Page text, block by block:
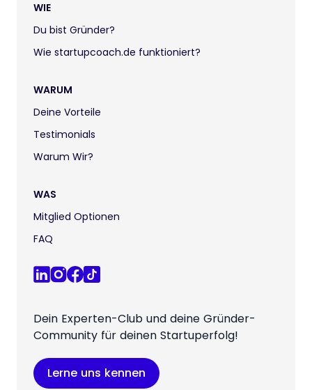
WIE
Du bist Gründer?
Wie startupcoach.de funktioniert?
WARUM
Deine Vorteile
Testimonials
Warum Wir?
WAS
Mitglied Optionen
FAQ
Dein Experten-Club und deine Gründer-
Community für deinen Startuperfolg!
Lerne uns kennen